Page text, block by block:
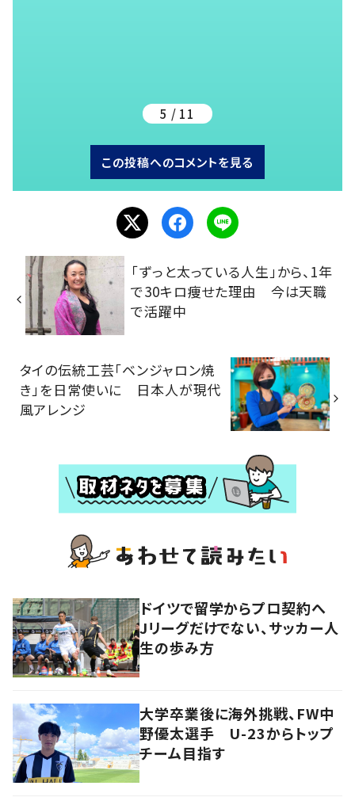
5 / 11
この投稿へのコメントを見る
「ずっと太っている人生」から、1年
で30キロ痩せた理由 今は天職
で活躍中
タイの伝統工芸「ベンジャロン焼
き」を日常使いに 日本人が現代
風アレンジ
ドイツで留学からプロ契約へ
Jリーグだけでない、サッカー人
生の歩み方
大学卒業後に海外挑戦、FW中
野優太選手 U-23からトップ
チーム目指す